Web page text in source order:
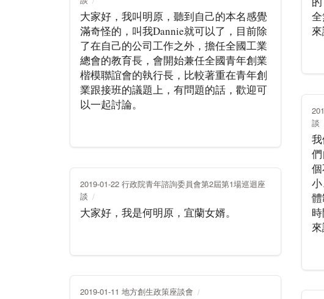
大家好，我叫明原，聽到自己的本名感覺
滿奇怪的，叫我Dannie就可以了，目前除
了在自己的公司工作之外，擔任全國工業
總會的教育長，會開始兼任全國青年創業
楷模聯誼會的執行長，比較著重在青年創
業跟接班的議題上，有問題的話，歡迎可
以一起討論。
談
2019-01-22 行政院青年諮詢委員會第2屆第1場巡迴座
談
大家好，我是何明原，宜蘭女婿。
2019-01-11 地方創生政策座談會